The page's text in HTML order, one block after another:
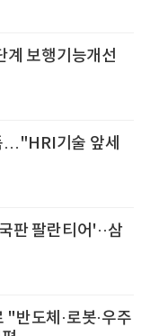
계 보행기능개선
…"HRI기술 앞세
판 팔란티어'··삼
"반도체·로봇·우주